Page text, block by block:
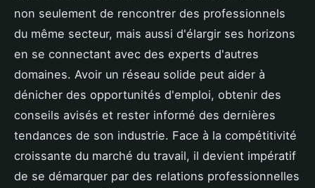
non seulement de rencontrer des professionnels
du même secteur, mais aussi d'élargir ses horizons
en se connectant avec des experts d'autres
domaines. Avoir un réseau solide peut aider à
dénicher des opportunités d'emploi, obtenir des
conseils avisés et rester informé des dernières
tendances de son industrie. Face à la compétitivité
croissante du marché du travail, il devient impératif
de se démarquer par des relations professionnelles